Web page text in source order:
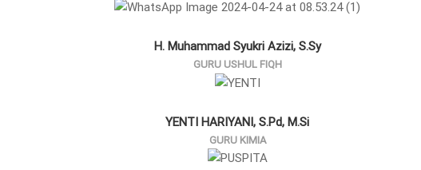
H. Muhammad Syukri Azizi, S.Sy
GURU USHUL FIQH
YENTI HARIYANI, S.Pd, M.Si
GURU KIMIA